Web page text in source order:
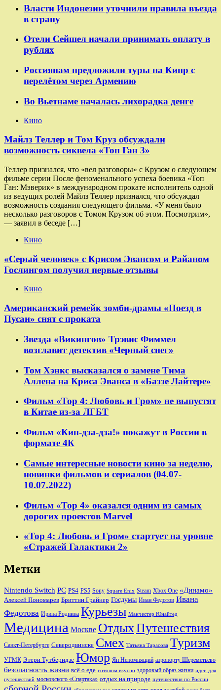
Власти Индонезии уточнили правила въезда
в страну
Отели Сейшел начали принимать оплату в
рублях
Россиянам предложили туры на Кипр с
перелётом через Армению
Во Вьетнаме началась лихорадка денге
Кино
Майлз Теллер и Том Круз обсуждали
возможность сиквела «Топ Ган 3»
Теллер признался, что «вел разговоры» с Крузом о следующем
фильме серии После феноменального успеха боевика «Топ
Ган: Мэверик» в международном прокате исполнитель одной
из ведущих ролей Майлз Теллер признался, что обсуждал
возможность создания следующего фильма. «У меня было
несколько разговоров с Томом Крузом об этом. Посмотрим»,
— заявил в беседе […]
Кино
«Серый человек» с Крисом Эвансом и Райаном
Гослингом получил первые отзывы
Кино
Американский ремейк зомби-драмы «Поезд в
Пусан» снят с проката
Звезда «Викингов» Трэвис Фиммел
возглавит детектив «Черный снег»
Том Хэнкс высказался о замене Тима
Аллена на Криса Эванса в «Баззе Лайтере»
Фильм «Тор 4: Любовь и Гром» не выпустят
в Китае из-за ЛГБТ
Фильм «Кин-дза-дза!» покажут в России в
формате 4К
Самые интересные новости кино за неделю,
новинки фильмов и сериалов (04.07-
10.07.2022)
Фильм «Тор 4» оказался одним из самых
дорогих проектов Marvel
«Тор 4: Любовь и Гром» стартует на уровне
«Стражей Галактики 2»
Метки
Nintendo Switch PC PS4 PS5 Sony Square Enix Steam Xbox One «Динамо»
Алексей Пономарев Бриттни Грайнер Госдумы Иван Федотов Ивана
Федотова Ирина Роднина Курьезы Манчестер Юнайтед
Медицина Москве ОтдыхПутешествия
Санкт-Петербурге Северодвинске Смех Татьяна Тарасова Туризм
УГМК Этери Тутберидзе Юмор Ян Непомнящий аэропорту Шереметьево
безопасность жизни всё о еде готовим вкусно здоровый образ жизни идеи для
путешествий московского «Спартака» отдых на природе путешествия по России